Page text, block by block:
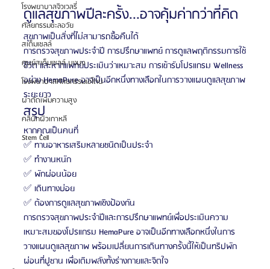
โรงพยาบาลจิวเวลรี่
ศัลยกรรมชะลอวัย
สเต็มเซลล์
ศูนย์สเต็มเซลล์ บงบง
โรงพยาบาลศัลยกรรมเอโตน
ผ่าตัดเพิ่มความสูง
คลินิกผิวเกาหลี
Stem Cell
ดูแลสุขภาพปีละครั้ง...อาจคุ้มค่ากว่าที่คิด
สุขภาพเป็นสิ่งที่ไม่สามารถซื้อคืนได้
การตรวจสุขภาพประจำปี การปรึกษาแพทย์ การดูแลพฤติกรรมการใช้
ชีวิต และหากแพทย์ประเมินว่าเหมาะสม การเข้ารับโปรแกรม Wellness
อย่าง HemaPure อาจเป็นอีกหนึ่งทางเลือกในการวางแผนดูแลสุขภาพ
ระยะยาว
สรุป
หากคุณเป็นคนที่
✅ ทานอาหารเสริมหลายชนิดเป็นประจำ
✅ ทำงานหนัก
✅ พักผ่อนน้อย
✅ เดินทางบ่อย
✅ ต้องการดูแลสุขภาพเชิงป้องกัน
การตรวจสุขภาพประจำปีและการปรึกษาแพทย์เพื่อประเมินความ
เหมาะสมของโปรแกรม HemaPure อาจเป็นอีกทางเลือกหนึ่งในการ
วางแผนดูแลสุขภาพ พร้อมเปลี่ยนการเดินทางครั้งนี้ให้เป็นทริปพัก
ผ่อนที่ปูซาน เพื่อเติมพลังทั้งร่างกายและจิตใจ